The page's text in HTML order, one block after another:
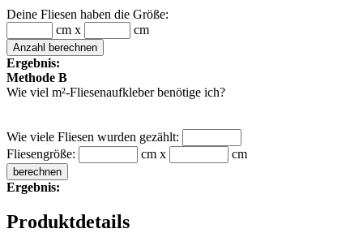
Deine Fliesen haben die Größe:
cm x
cm
Ergebnis:
Methode B
Wie viel m²-Fliesenaufkleber benötige ich?
Wie viele Fliesen wurden gezählt:
Fliesengröße:
cm x cm
Ergebnis:
Produktdetails